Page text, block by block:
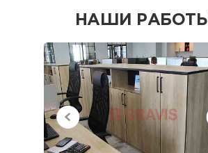
НАШИ РАБОТЫ